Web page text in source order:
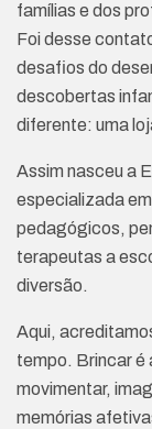
famílias e dos
Foi desse
desafios do
descobertas
diferente: uma
Assim nasceu a
especializada
pedagógicos,
terapeutas a
diversão.
Aqui,
tempo. Brincar é
movimentar,
memórias